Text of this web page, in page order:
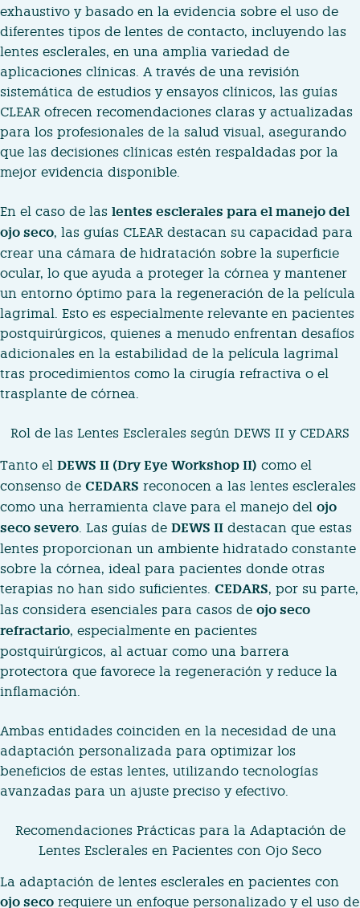
exhaustivo y basado en la evidencia sobre el uso de
diferentes tipos de lentes de contacto, incluyendo las
lentes esclerales, en una amplia variedad de
aplicaciones clínicas. A través de una revisión
sistemática de estudios y ensayos clínicos, las guías
CLEAR ofrecen recomendaciones claras y actualizadas
para los profesionales de la salud visual, asegurando
que las decisiones clínicas estén respaldadas por la
mejor evidencia disponible.
En el caso de las lentes esclerales para el manejo del
ojo seco, las guías CLEAR destacan su capacidad para
crear una cámara de hidratación sobre la superficie
ocular, lo que ayuda a proteger la córnea y mantener
un entorno óptimo para la regeneración de la película
lagrimal. Esto es especialmente relevante en pacientes
postquirúrgicos, quienes a menudo enfrentan desafíos
adicionales en la estabilidad de la película lagrimal
tras procedimientos como la cirugía refractiva o el
trasplante de córnea.
Rol de las Lentes Esclerales según DEWS II y CEDARS
Tanto el DEWS II (Dry Eye Workshop II) como el
consenso de CEDARS reconocen a las lentes esclerales
como una herramienta clave para el manejo del ojo
seco severo . Las guías de DEWS II destacan que estas
lentes proporcionan un ambiente hidratado constante
sobre la córnea, ideal para pacientes donde otras
terapias no han sido suficientes. CEDARS, por su parte,
las considera esenciales para casos de ojo seco
refractario, especialmente en pacientes
postquirúrgicos, al actuar como una barrera
protectora que favorece la regeneración y reduce la
inflamación.
Ambas entidades coinciden en la necesidad de una
adaptación personalizada para optimizar los
beneficios de estas lentes, utilizando tecnologías
avanzadas para un ajuste preciso y efectivo.
Recomendaciones Prácticas para la Adaptación de
Lentes Esclerales en Pacientes con Ojo Seco
La adaptación de lentes esclerales en pacientes con
ojo seco requiere un enfoque personalizado y el uso de